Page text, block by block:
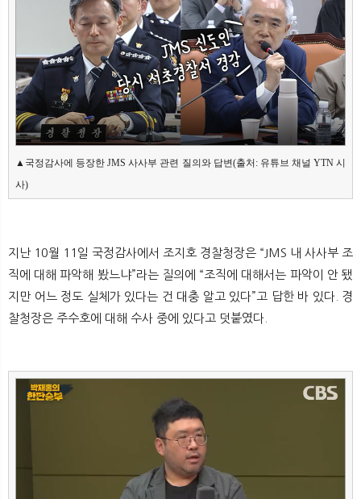
▲국정감사에 등장한 JMS 사사부 관련 질의와 답변(출처: 유튜브 채널 YTN 시
사)
지난 10월 11일 국정감사에서 조지호 경찰청장은 “JMS 내 사사부 조
직에 대해 파악해 봤느냐”라는 질의에 “조직에 대해서는 파악이 안 됐
지만 어느 정도 실체가 있다는 건 대충 알고 있다”고 답한 바 있다. 경
찰청장은 주수호에 대해 수사 중에 있다고 덧붙였다.